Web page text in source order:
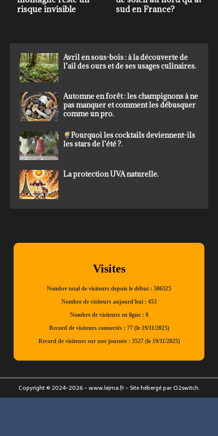
Alpes.
saisonniers
Avril en sous-bois : à la découverte de
l’ail des ours et de ses usages culinaires.
Automne en forêt : les champignons à ne
pas manquer et comment les débusquer
comme un pro.
Pourquoi les cocktails deviennent-ils
les stars de l’été ?.
La protection UVA naturelle.
Copyright © 2024-2026 - www.lejma.fr - Site hébergé par O2switch.